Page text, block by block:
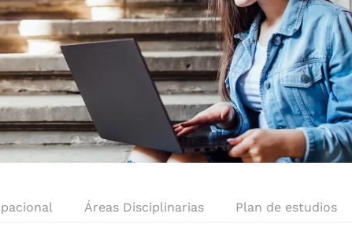
Áreas Disciplinarias Plan de estudios